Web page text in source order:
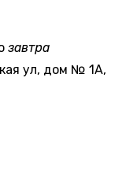
завтра
ул, дом № 1А,